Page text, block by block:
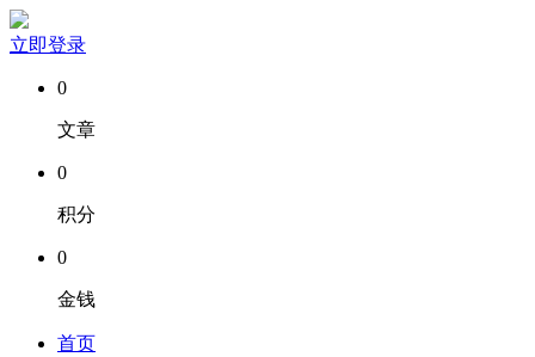
立即登录
0
文章
0
积分
0
金钱
首页